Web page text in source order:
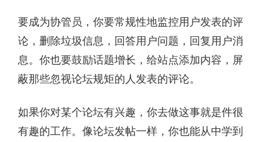
要成为协管员，你要常规性地监控用户发表的评
论，删除垃圾信息，回答用户问题，回复用户消
息。你也要鼓励话题增长，给站点添加内容，屏
蔽那些忽视论坛规矩的人发表的评论。
如果你对某个论坛有兴趣，你去做这事就是件很
有趣的工作。像论坛发帖一样，你也能从中学到